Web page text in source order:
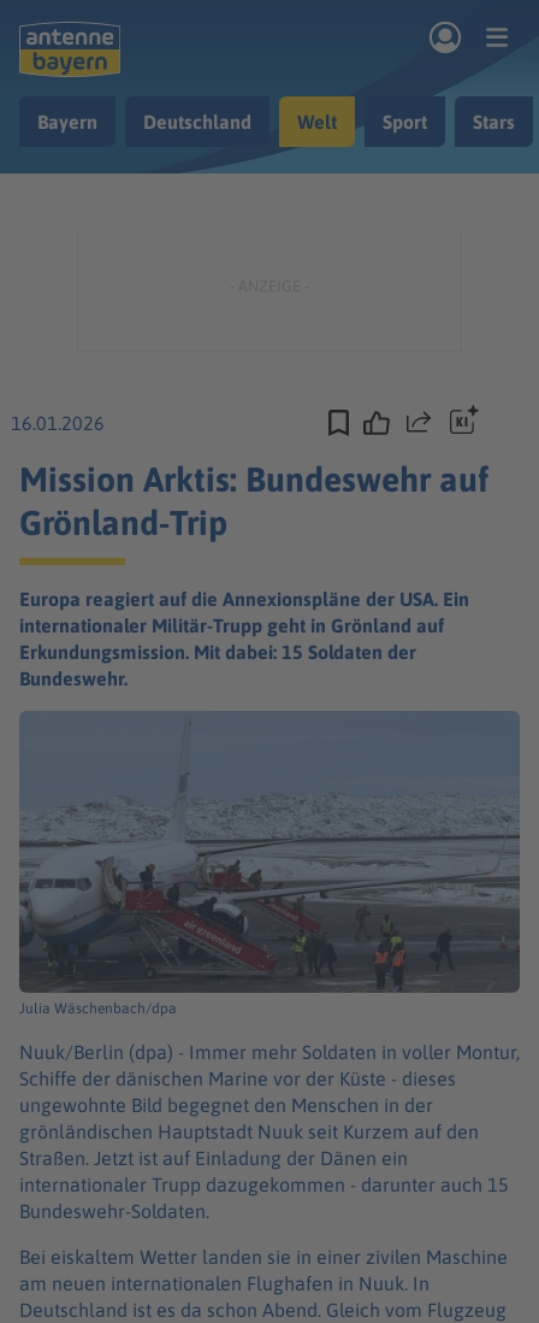
Nachrichten
Bayern Deutschland Welt Sport Stars
16.01.2026 Teilen
Mission Arktis: Bundeswehr auf
Grönland-Trip
Europa reagiert auf die Annexionspläne der USA. Ein
internationaler Militär-Trupp geht in Grönland auf
Erkundungsmission. Mit dabei: 15 Soldaten der
Bundeswehr.
Julia Wäschenbach/dpa
Nuuk/Berlin (dpa) - Immer mehr Soldaten in voller Montur,
Schiffe der dänischen Marine vor der Küste - dieses
ungewohnte Bild begegnet den Menschen in der
grönländischen Hauptstadt Nuuk seit Kurzem auf den
Straßen. Jetzt ist auf Einladung der Dänen ein
internationaler Trupp dazugekommen - darunter auch 15
Bundeswehr-Soldaten.
Bei eiskaltem Wetter landen sie in einer zivilen Maschine
am neuen internationalen Flughafen in Nuuk. In
Deutschland ist es da schon Abend. Gleich vom Flugzeug